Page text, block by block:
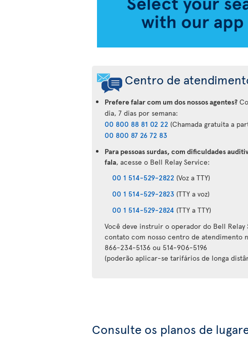
Centro de
Prefere falar com um dos nossos agentes?
dia, 7 dias por semana:
00 800 88 81 02 22 (Chamada gratuita a
00 800 87 26 72 83
Para pessoas surdas, com dificuldades
fala, acesse o Bell Relay Service:
00 1 514-529-2822 (Voz a TTY)
00 1 514-529-2823 (TTY a voz)
00 1 514-529-2824 (TTY a TTY)
Você deve instruir o operador do Bell Relay
contato com nosso centro de atendimento
866-234-5136 ou 514-906-5196
(poderão aplicar-se tarifários de longa
Consulte os planos de